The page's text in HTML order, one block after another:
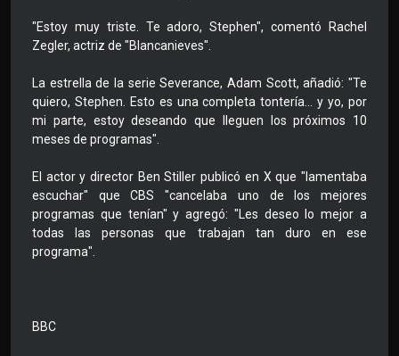
"Estoy muy triste. Te adoro, Stephen", comentó Rachel
Zegler, actriz de "Blancanieves".
La estrella de la serie Severance, Adam Scott, añadió: "Te
quiero, Stephen. Esto es una completa tontería... y yo, por
mi parte, estoy deseando que lleguen los próximos 10
meses de programas".
El actor y director Ben Stiller publicó en X que "lamentaba
escuchar" que CBS "cancelaba uno de los mejores
programas que tenían" y agregó: "Les deseo lo mejor a
todas las personas que trabajan tan duro en ese
programa".
BBC